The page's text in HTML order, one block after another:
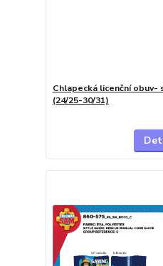
Chlapecká licenční obuv-
(24/25-30/31)